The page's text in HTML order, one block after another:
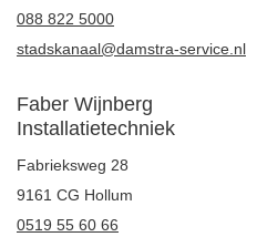
088 822 5000
stadskanaal@damstra-service.nl
Faber Wijnberg
Installatietechniek
Fabrieksweg 28
9161 CG Hollum
0519 55 60 66